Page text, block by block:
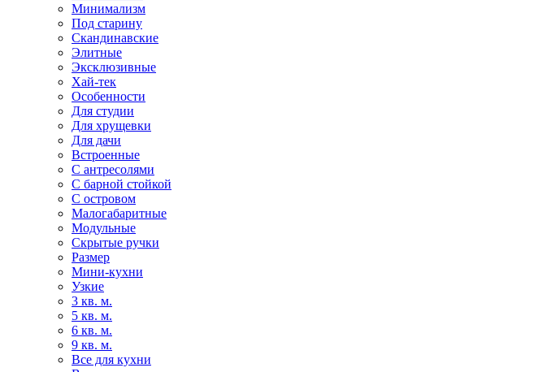
Минимализм
Под старину
Скандинавские
Элитные
Эксклюзивные
Хай-тек
Особенности
Для студии
Для хрущевки
Для дачи
Встроенные
С антресолями
С барной стойкой
С островом
Малогабаритные
Модульные
Скрытые ручки
Размер
Мини-кухни
Узкие
3 кв. м.
5 кв. м.
6 кв. м.
9 кв. м.
Все для кухни